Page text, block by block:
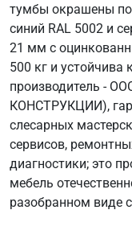
тумбы окрашены
синий RAL 5002 и
21 мм с
500 кг и устойчива
производитель -
КОНСТРУКЦИИ),
слесарных
сервисов,
диагностики; это
мебель
разобранном виде